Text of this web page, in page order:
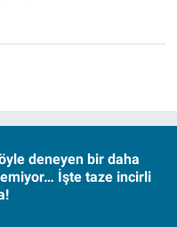
deneyen bir daha
İşte taze incirli